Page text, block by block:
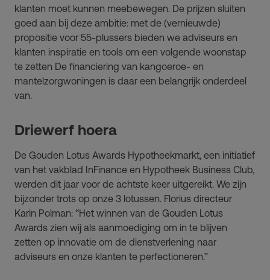
klanten moet kunnen meebewegen. De prijzen sluiten
goed aan bij deze ambitie: met de (vernieuwde)
propositie voor 55-plussers bieden we adviseurs en
klanten inspiratie en tools om een volgende woonstap
te zetten De financiering van kangoeroe- en
mantelzorgwoningen is daar een belangrijk onderdeel
van.
Driewerf hoera
De Gouden Lotus Awards Hypotheekmarkt, een initiatief
van het vakblad InFinance en Hypotheek Business Club,
werden dit jaar voor de achtste keer uitgereikt. We zijn
bijzonder trots op onze 3 lotussen. Florius directeur
Karin Polman: “Het winnen van de Gouden Lotus
Awards zien wij als aanmoediging om in te blijven
zetten op innovatie om de dienstverlening naar
adviseurs en onze klanten te perfectioneren.”